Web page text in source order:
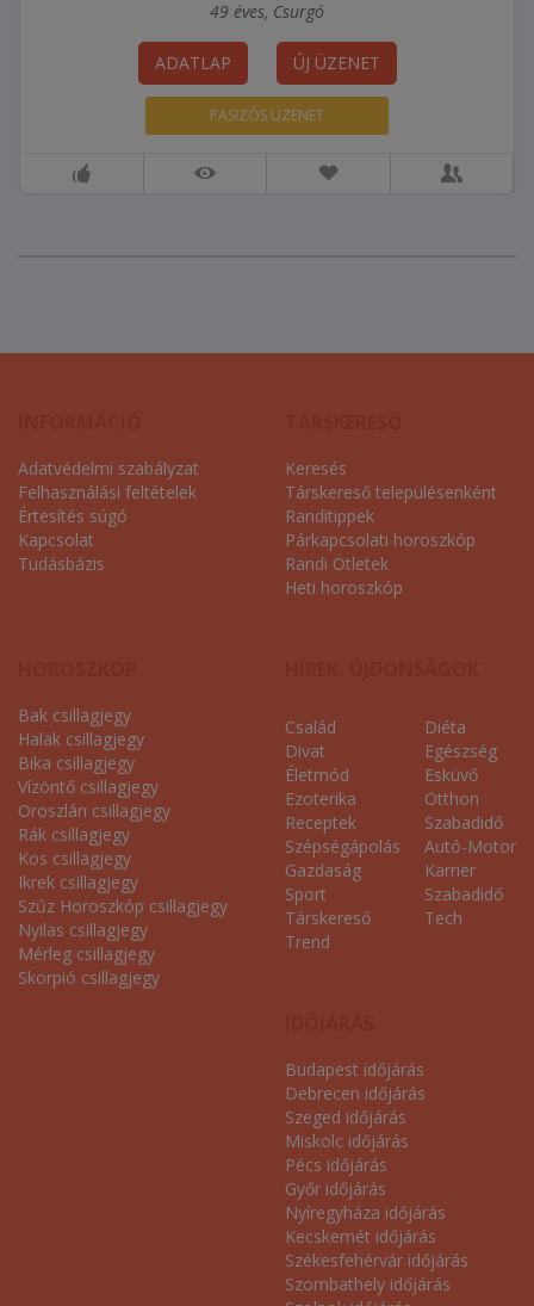
49 éves, Csurgó
ADATLAP ÚJ ÜZENET
PASIZÓS ÜZENET
Adatvédelmi szabályzat
Felhasználási feltételek
Értesítés súgó
Kapcsolat
Tudásbázis
Keresés
Társkereső településenként
Randitippek
Párkapcsolati horoszkóp
Randi Ötletek
Heti horoszkóp
Bak csillagjegy
Halak csillagjegy
Bika csillagjegy
Vízöntő csillagjegy
Oroszlán csillagjegy
Rák csillagjegy
Kos csillagjegy
Ikrek csillagjegy
Szűz Horoszkóp csillagjegy
Nyilas csillagjegy
Mérleg csillagjegy
Skorpió csillagjegy
Család
Divat
Életmód
Ezoterika
Receptek
Szépségápolás
Gazdaság
Sport
Társkereső
Trend
Diéta
Egészség
Esküvő
Otthon
Szabadidő
Autó-Motor
Karrier
Szabadidő
Tech
Budapest időjárás
Debrecen időjárás
Szeged időjárás
Miskolc időjárás
Pécs időjárás
Győr időjárás
Nyíregyháza időjárás
Kecskemét időjárás
Székesfehérvár időjárás
Szombathely időjárás